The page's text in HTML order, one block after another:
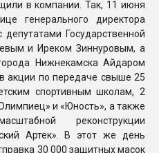
в компании. Так, 11 июня
генерального директора
Государственной
и Иреком Зиннуровым, а
Нижнекамска Айдаром
акции по передаче свыше 25
спортивным школам, 2
и «Юность», а также
реконструкции
Артек». В этот же день
30 000 защитных масок